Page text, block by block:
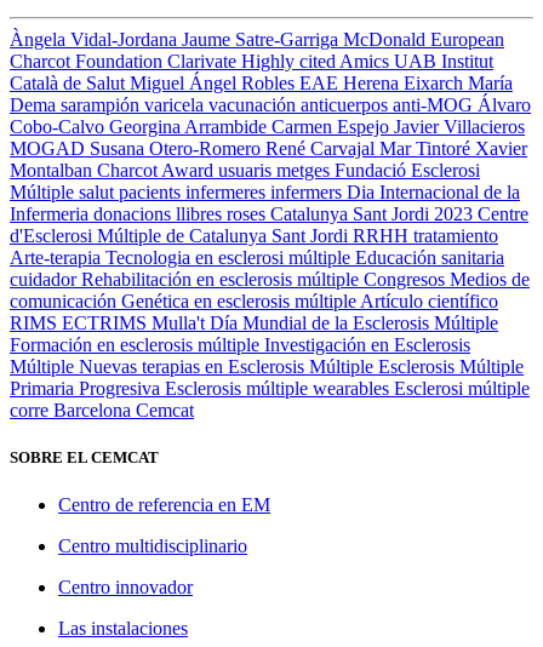
Àngela Vidal-Jordana Jaume Satre-Garriga McDonald European
Charcot Foundation Clarivate Highly cited Amics UAB Institut
Català de Salut Miguel Ángel Robles EAE Herena Eixarch María
Dema sarampión varicela vacunación anticuerpos anti-MOG Álvaro
Cobo-Calvo Georgina Arrambide Carmen Espejo Javier Villacieros
MOGAD Susana Otero-Romero René Carvajal Mar Tintoré Xavier
Montalban Charcot Award usuaris metges Fundació Esclerosi
Múltiple salut pacients infermeres infermers Dia Internacional de la
Infermeria donacions llibres roses Catalunya Sant Jordi 2023 Centre
d'Esclerosi Múltiple de Catalunya Sant Jordi RRHH tratamiento
Arte-terapia Tecnologia en esclerosi múltiple Educación sanitaria
cuidadorRehabilitación en esclerosis múltiple Congresos Medios de
comunicación Genética en esclerosis múltiple Artículo científico
RIMS ECTRIMS Mulla't Día Mundial de la Esclerosis Múltiple
Formación en esclerosis múltiple Investigación en Esclerosis
Múltiple Nuevas terapias en Esclerosis Múltiple Esclerosis Múltiple
Primaria Progresiva Esclerosis múltiple wearables Esclerosi múltiple
corre Barcelona Cemcat
SOBRE EL CEMCAT
Centro de referencia en EM
Centro multidisciplinario
Centro innovador
Las instalaciones